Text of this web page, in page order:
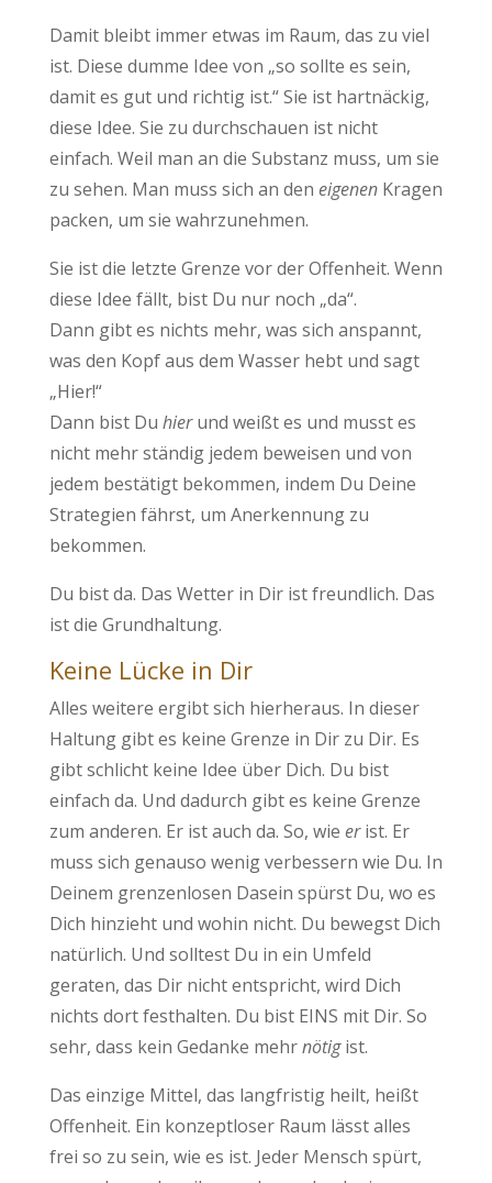
Damit bleibt immer etwas im Raum, das zu viel
ist. Diese dumme Idee von „so sollte es sein,
damit es gut und richtig ist.“ Sie ist hartnäckig,
diese Idee. Sie zu durchschauen ist nicht
einfach. Weil man an die Substanz muss, um sie
zu sehen. Man muss sich an den eigenenKragen
packen, um sie wahrzunehmen.
Sie ist die letzte Grenze vor der Offenheit. Wenn
diese Idee fällt, bist Du nur noch „da“.
Dann gibt es nichts mehr, was sich anspannt,
was den Kopf aus dem Wasser hebt und sagt
„Hier!“
Dann bist Du hierund weißt es und musst es
nicht mehr ständig jedem beweisen und von
jedem bestätigt bekommen, indem Du Deine
Strategien fährst, um Anerkennung zu
bekommen.
Du bist da. Das Wetter in Dir ist freundlich. Das
ist die Grundhaltung.
Keine Lücke in Dir
Alles weitere ergibt sich hierheraus. In dieser
Haltung gibt es keine Grenze in Dir zu Dir. Es
gibt schlicht keine Idee über Dich. Du bist
einfach da. Und dadurch gibt es keine Grenze
zum anderen. Er ist auch da. So, wie erist. Er
muss sich genauso wenig verbessern wie Du. In
Deinem grenzenlosen Dasein spürst Du, wo es
Dich hinzieht und wohin nicht. Du bewegst Dich
natürlich. Und solltest Du in ein Umfeld
geraten, das Dir nicht entspricht, wird Dich
nichts dort festhalten. Du bist EINS mit Dir. So
sehr, dass kein Gedanke mehrnötigist.
Das einzige Mittel, das langfristig heilt, heißt
Offenheit. Ein konzeptloser Raum lässt alles
frei so zu sein, wie es ist. Jeder Mensch spürt,